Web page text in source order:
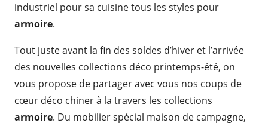
industriel pour sa cuisine tous les styles pour
armoire.
Tout juste avant la fin des soldes d’hiver et l’arrivée
des nouvelles collections déco printemps-été, on
vous propose de partager avec vous nos coups de
cœur déco chiner à la travers les collections
armoire. Du mobilier spécial maison de campagne,